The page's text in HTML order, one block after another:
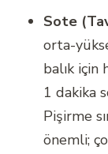
Sote
orta-
balık için
1 dakika
Pişirme
önemli;